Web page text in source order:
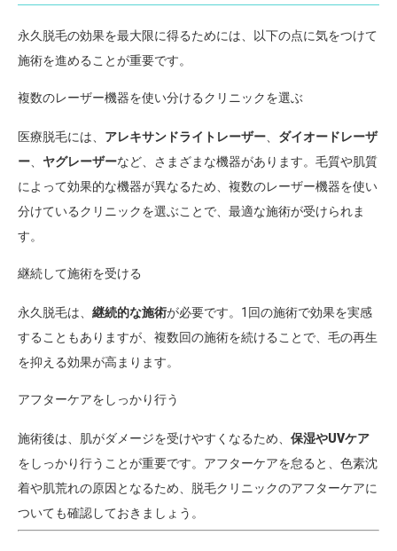
永久脱毛の効果を最大限に得るためには、以下の点に気をつけて
施術を進めることが重要です。
複数のレーザー機器を使い分けるクリニックを選ぶ
医療脱毛には、 アレキサンドライトレーザー
ダイオードレーザ
ー
ヤグレーザーなど、さまざまな機器があります。毛質や肌質
によって効果的な機器が異なるため、複数のレーザー機器を使い
分けているクリニックを選ぶことで、最適な施術が受けられま
す。
継続して施術を受ける
永久脱毛は、 継続的な施術が必要です。1回の施術で効果を実感
することもありますが、複数回の施術を続けることで、毛の再生
を抑える効果が高まります。
アフターケアをしっかり行う
施術後は、肌がダメージを受けやすくなるため、 保湿やUVケア
をしっかり行うことが重要です。アフターケアを怠ると、色素沈
着や肌荒れの原因となるため、脱毛クリニックのアフターケアに
ついても確認しておきましょう。